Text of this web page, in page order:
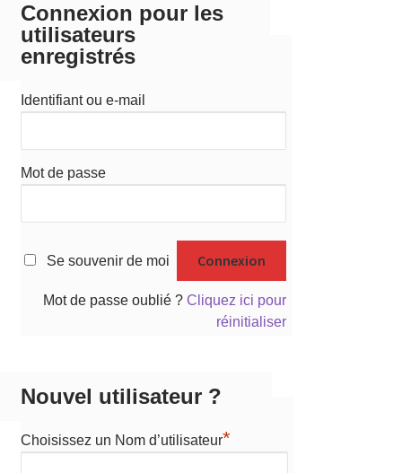
Connexion pour les
utilisateurs
enregistrés
Identifiant ou e-mail
Mot de passe
Se souvenir de moi
Mot de passe oublié ? Cliquez ici pour
réinitialiser
Nouvel utilisateur ?
Choisissez un Nom d’utilisateur*